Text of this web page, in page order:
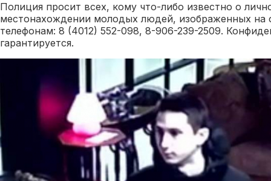
Полиция просит всех, кому что-либо известно о
местонахождении молодых людей, изображенных на
телефонам: 8 (4012) 552-098, 8-906-239-2509.
гарантируется.